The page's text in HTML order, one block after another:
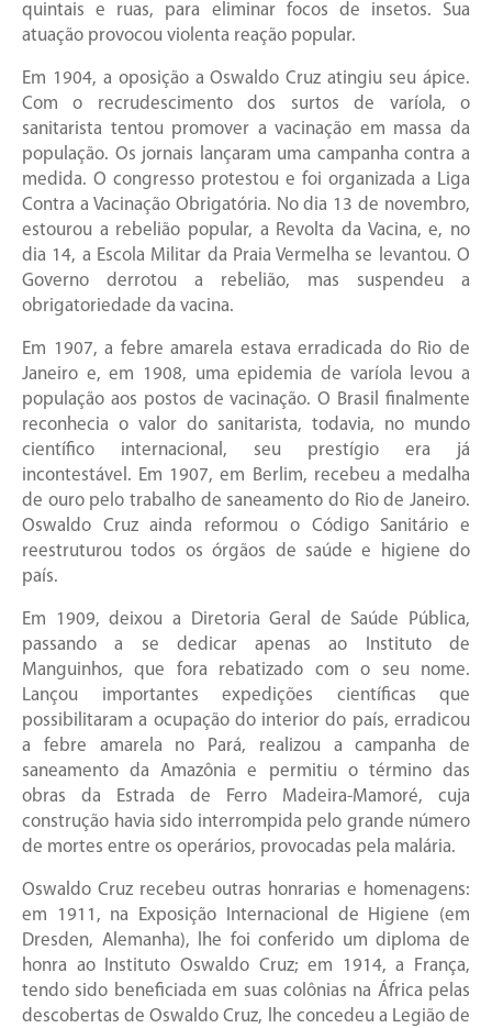
quintais e ruas, para eliminar focos de insetos. Sua
atuação provocou violenta reação popular.
Em 1904, a oposição a Oswaldo Cruz atingiu seu ápice.
Com o recrudescimento dos surtos de varíola, o
sanitarista tentou promover a vacinação em massa da
população. Os jornais lançaram uma campanha contra a
medida. O congresso protestou e foi organizada a Liga
Contra a Vacinação Obrigatória. No dia 13 de novembro,
estourou a rebelião popular, a Revolta da Vacina, e, no
dia 14, a Escola Militar da Praia Vermelha se levantou. O
Governo derrotou a rebelião, mas suspendeu a
obrigatoriedade da vacina.
Em 1907, a febre amarela estava erradicada do Rio de
Janeiro e, em 1908, uma epidemia de varíola levou a
população aos postos de vacinação. O Brasil finalmente
reconhecia o valor do sanitarista, todavia, no mundo
científico internacional, seu prestígio era já
incontestável. Em 1907, em Berlim, recebeu a medalha
de ouro pelo trabalho de saneamento do Rio de Janeiro.
Oswaldo Cruz ainda reformou o Código Sanitário e
reestruturou todos os órgãos de saúde e higiene do
país.
Em 1909, deixou a Diretoria Geral de Saúde Pública,
passando a se dedicar apenas ao Instituto de
Manguinhos, que fora rebatizado com o seu nome.
Lançou importantes expedições científicas que
possibilitaram a ocupação do interior do país, erradicou
a febre amarela no Pará, realizou a campanha de
saneamento da Amazônia e permitiu o término das
obras da Estrada de Ferro Madeira-Mamoré, cuja
construção havia sido interrompida pelo grande número
de mortes entre os operários, provocadas pela malária.
Oswaldo Cruz recebeu outras honrarias e homenagens:
em 1911, na Exposição Internacional de Higiene (em
Dresden, Alemanha), lhe foi conferido um diploma de
honra ao Instituto Oswaldo Cruz; em 1914, a França,
tendo sido beneficiada em suas colônias na África pelas
descobertas de Oswaldo Cruz, lhe concedeu a Legião de